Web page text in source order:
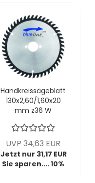
Handkreissägeblatt
130x2,60/1,60x20
mm z36 W
UVP 34,63 EUR
Jetzt nur 31,17 EUR
Sie sparen.... 10%